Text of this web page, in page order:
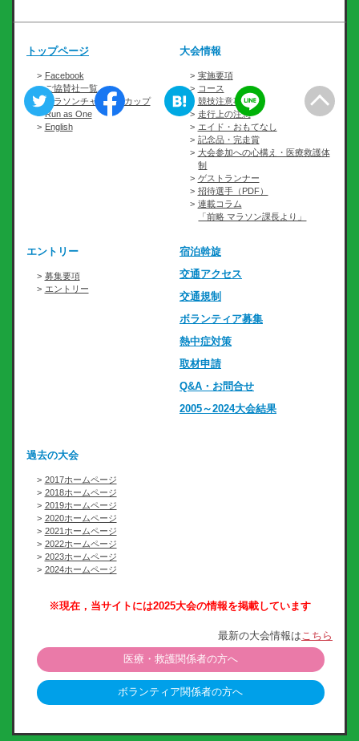
トップページ
Facebook
ご協賛社一覧
マラソンチャレンジカップ
Run as One
English
大会情報
実施要項
コース
競技注意事項
走行上の注意
エイド・おもてなし
記念品・完走賞
大会参加への心構え・医療救護体
制
ゲストランナー
招待選手（PDF）
連載コラム
「前略 マラソン課長より」
エントリー
募集要項
エントリー
宿泊斡旋
交通アクセス
交通規制
ボランティア募集
熱中症対策
取材申請
Q&A・お問合せ
2005～2024大会結果
過去の大会
2017ホームページ
2018ホームページ
2019ホームページ
2020ホームページ
2021ホームページ
2022ホームページ
2023ホームページ
2024ホームページ
※現在，当サイトには2025大会の情報を掲載しています
最新の大会情報は こちら
医療・救護関係者の方へ
ボランティア関係者の方へ